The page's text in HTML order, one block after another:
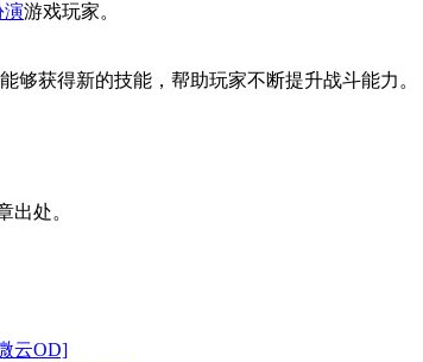
演游戏玩家。
获得新的技能，帮助玩家不断提升战斗能力。
出处。
云OD]